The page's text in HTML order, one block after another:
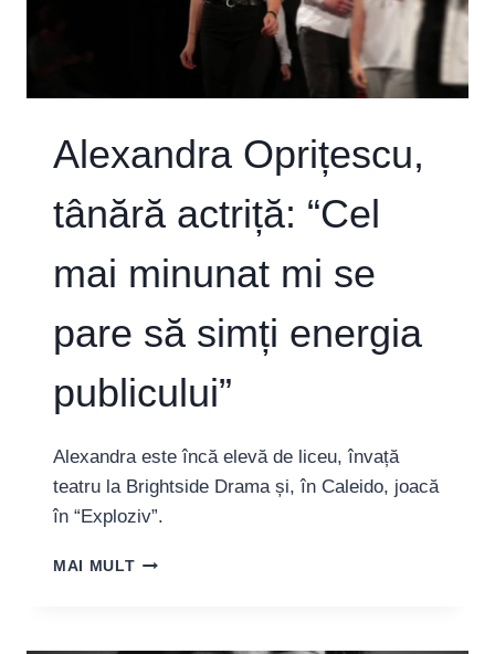
OPINIILOR
CELUILALT”
Alexandra Oprițescu,
tânără actriță: “Cel
mai minunat mi se
pare să simți energia
publicului”
Alexandra este încă elevă de liceu, învață
teatru la Brightside Drama și, în Caleido, joacă
în “Exploziv”.
MAI MULTALEXANDRA